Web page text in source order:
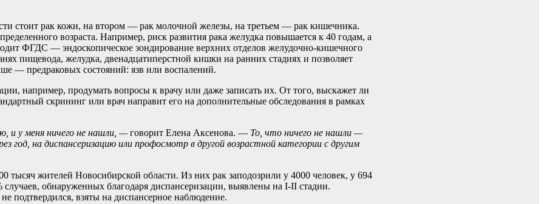
стоит рак кожи, на втором — рак молочной железы, на третьем — рак кишечника.
возраста. Например, риск развития рака желудка повышается к 40 годам, а
ФГДС — эндоскопическое зондирование верхних отделов желудочно-кишечного
пищевода, желудка, двенадцатиперстной кишки на ранних стадиях и позволяет
— предраковых состояний: язв или воспалений.
например, продумать вопросы к врачу или даже записать их. От того, выскажет ли
скрининг или врач направит его на дополнительные обследования в рамках
и у меня ничего не нашли, —говорит Елена Аксенова. — То, что ничего не нашли —
на диспансеризацию или профосмотр в другой возрастной категории с другим
жителей Новосибирской области. Из них рак заподозрили у 4000 человек, у 694
случаев, обнаруженных благодаря диспансеризации, выявлены на I-II стадии.
подтвердился, взяты на диспансерное наблюдение.